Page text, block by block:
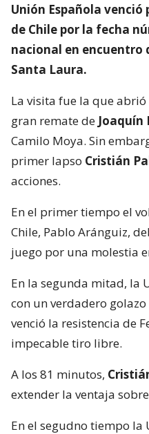
Unión Española venció
de Chile por la fecha
nacional en encuentro
Santa Laura.
La visita fue la que
gran remate de Joaquín
Camilo Moya. Sin
primer lapso Cristián
acciones.
En el primer tiempo el
Chile, Pablo Aránguiz,
juego por una molestia
En la segunda mitad, la
con un verdadero golazo
venció la resistencia de
impecable tiro libre.
A los 81 minutos,
extender la ventaja
En el segudno tiempo la